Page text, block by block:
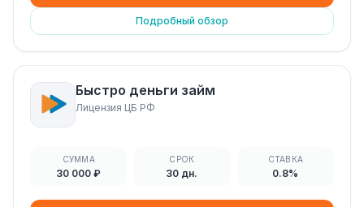
Подробный обзор
Быстро деньги займ
Лицензия ЦБ РФ
СУММА
30 000 ₽
СРОК
30 дн.
СТАВКА
0.8%